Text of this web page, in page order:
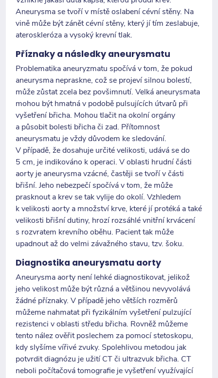
Aneurysma se tvoří v místě oslabení cévní stěny. Na
vině může být zánět cévní stěny, který jí tím zeslabuje,
ateroskleróza a vysoký krevní tlak.
Příznaky a následky aneurysmatu
Problematika aneuryzmatu spočívá v tom, že pokud
aneurysma nepraskne, což se projeví silnou bolestí,
může zůstat zcela bez povšimnutí. Velká aneurysmata
mohou být hmatná v podobě pulsujících útvarů při
vyšetření břicha. Mohou tlačit na okolní orgány
a působit bolesti břicha či zad. Přítomnost
aneurysmatu je vždy důvodem ke sledování.
V případě, že dosahuje určité velikosti, udává se do
5 cm, je indikováno k operaci. V oblasti hrudní části
aorty je aneurysma vzácné, častěji se tvoří v části
břišní. Jeho nebezpečí spočívá v tom, že může
prasknout a krev se tak vylije do okolí. Vzhledem
k velikosti aorty a množství krve, které jí protéká a také
velikosti břišní dutiny, hrozí rozsáhlé vnitřní krvácení
s rozvratem krevního oběhu. Pacient tak může
upadnout až do velmi závažného stavu, tzv. šoku.
Diagnostika aneurysmatu aorty
Aneurysma aorty není lehké diagnostikovat, jelikož
jeho velikost může být různá a většinou nevyvolává
žádné příznaky. V případě jeho větších rozměrů
můžeme nahmatat při fyzikálním vyšetření pulzující
rezistenci v oblasti středu břicha. Rovněž můžeme
tento nález ověřit poslechem za pomocí stetoskopu,
kdy slyšíme vířivé zvuky. Spolehlivou metodou jak
potvrdit diagnózu je užití CT či ultrazvuk břicha. CT
neboli počítačová tomografie je vyšetření využívající